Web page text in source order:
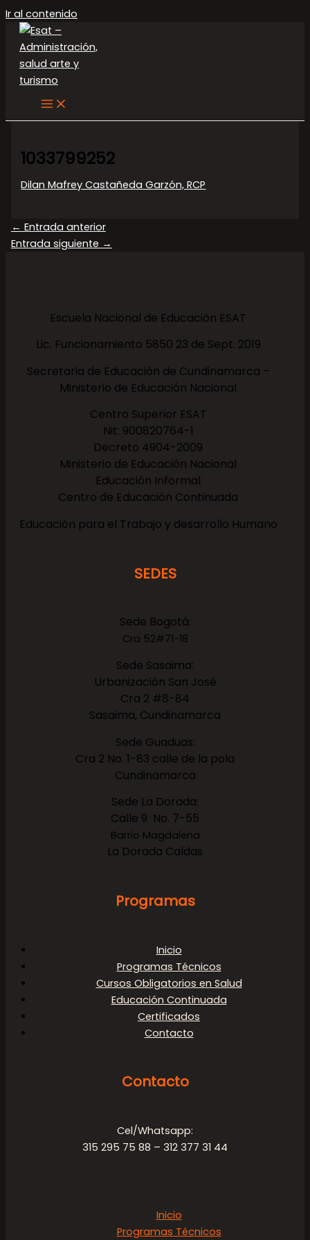
Ir al contenido
1033799252
Dilan Mafrey Castañeda Garzón, RCP
← Entrada anterior
Entrada siguiente →
Escuela Nacional de Educación ESAT
Lic. Funcionamiento 5850 23 de Sept. 2019
Secretaria de Educación de Cundinamarca –
Ministerio de Educación Nacional
Centro Superior ESAT
Nit: 900820764-1
Decreto 4904-2009
Ministerio de Educación Nacional
Educación Informal
Centro de Educación Continuada
Educación para el Trabajo y desarrollo Humano
SEDES
Sede Bogotá:
Cra 52#71-18
Sede Sasaima:
Urbanización San José
Cra 2 #8-84
Sasaima, Cundinamarca
Sede Guaduas:
Cra 2 No. 1-83 calle de la pola
Cundinamarca
Sede La Dorada:
Calle 9 No. 7-55
Barrio Magdalena
La Dorada Caldas
Programas
Inicio
Programas Técnicos
Cursos Obligatorios en Salud
Educación Continuada
Certificados
Contacto
Contacto
Cel/Whatsapp:
315 295 75 88 – 312 377 31 44
Inicio
Programas Técnicos